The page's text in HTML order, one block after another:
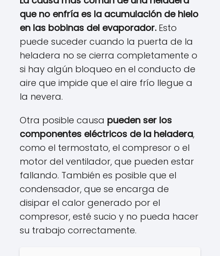
que no enfría es la acumulación de hielo
en las bobinas del evaporador.Esto
puede suceder cuando la puerta de la
heladera no se cierra completamente o
si hay algún bloqueo en el conducto de
aire que impide que el aire frío llegue a
la nevera.
Otra posible causa pueden ser los
componentes eléctricos de la heladera,
como el termostato, el compresor o el
motor del ventilador, que pueden estar
fallando. También es posible que el
condensador, que se encarga de
disipar el calor generado por el
compresor, esté sucio y no pueda hacer
su trabajo correctamente.